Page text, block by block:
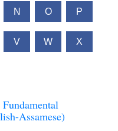
N O P
V W X
Fundamental
Assamese)